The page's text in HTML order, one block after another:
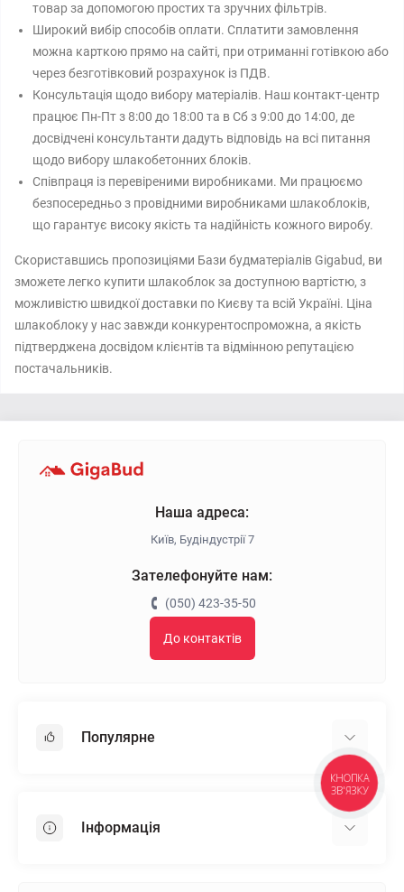
товар за допомогою простих та зручних фільтрів.
Широкий вибір способів оплати. Сплатити замовлення
можна карткою прямо на сайті, при отриманні готівкою або
через безготівковий розрахунок із ПДВ.
Консультація щодо вибору матеріалів. Наш контакт-центр
працює Пн-Пт з 8:00 до 18:00 та в Сб з 9:00 до 14:00, де
досвідчені консультанти дадуть відповідь на всі питання
щодо вибору шлакобетонних блоків.
Співпраця із перевіреними виробниками. Ми працюємо
безпосередньо з провідними виробниками шлакоблоків,
що гарантує високу якість та надійність кожного виробу.
Скориставшись пропозиціями Бази будматеріалів Gigabud, ви
зможете легко купити шлакоблок за доступною вартістю, з
можливістю швидкої доставки по Києву та всій Україні. Ціна
шлакоблоку у нас завжди конкурентоспроможна, а якість
підтверджена досвідом клієнтів та відмінною репутацією
постачальників.
Наша адреса:
Київ, Будіндустрії 7
Зателефонуйте нам:
(050) 423-35-50
До контактів
Популярне
Пінопласт
Інформація
КНОПКА
ЗВ'ЯЗКУ